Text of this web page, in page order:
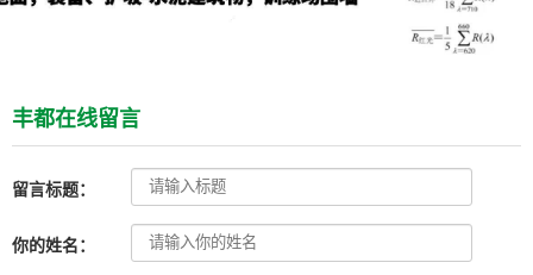
丰都在线留言
留言标题：
你的姓名：